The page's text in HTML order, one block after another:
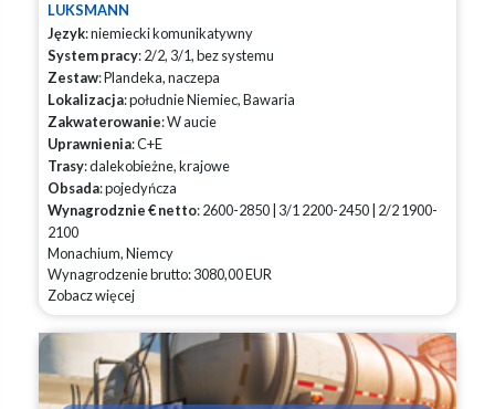
LUKSMANN
Język: niemiecki komunikatywny
System pracy: 2/2, 3/1, bez systemu
Zestaw: Plandeka, naczepa
Lokalizacja: południe Niemiec, Bawaria
Zakwaterowanie: W aucie
Uprawnienia: C+E
Trasy: dalekobieżne, krajowe
Obsada: pojedyńcza
Wynagrodznie € netto: 2600-2850 | 3/1 2200-2450 | 2/2 1900-
2100
Monachium, Niemcy
Wynagrodzenie brutto: 3080,00 EUR
Zobacz więcej